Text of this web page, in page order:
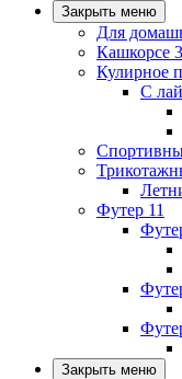
Закрыть меню
Для
Кашкорсе
Кулирное
С
Футер 11
Закрыть меню